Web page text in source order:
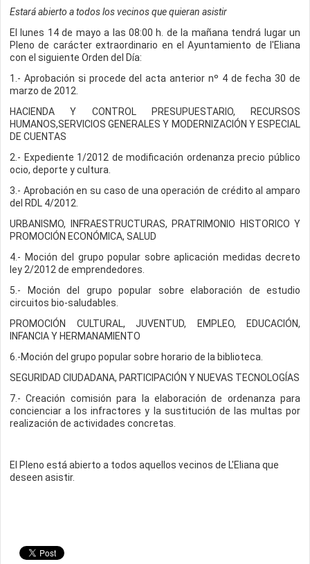
Estará abierto a todos los vecinos que quieran asistir
El lunes 14 de mayo a las 08:00 h. de la mañana tendrá lugar un
Pleno de carácter extraordinario en el Ayuntamiento de l'Eliana
con el siguiente Orden del Día:
1.- Aprobación si procede del acta anterior nº 4 de fecha 30 de
marzo de 2012.
HACIENDA Y CONTROL PRESUPUESTARIO, RECURSOS
HUMANOS,SERVICIOS GENERALES Y MODERNIZACIÓN Y ESPECIAL
DE CUENTAS
2.- Expediente 1/2012 de modificación ordenanza precio público
ocio, deporte y cultura.
3.- Aprobación en su caso de una operación de crédito al amparo
del RDL 4/2012.
URBANISMO, INFRAESTRUCTURAS, PRATRIMONIO HISTORICO Y
PROMOCIÓN ECONÓMICA, SALUD
4.- Moción del grupo popular sobre aplicación medidas decreto
ley 2/2012 de emprendedores.
5.- Moción del grupo popular sobre elaboración de estudio
circuitos bio-saludables.
PROMOCIÓN CULTURAL, JUVENTUD, EMPLEO, EDUCACIÓN,
INFANCIA Y HERMANAMIENTO
6.-Moción del grupo popular sobre horario de la biblioteca.
SEGURIDAD CIUDADANA, PARTICIPACIÓN Y NUEVAS TECNOLOGÍAS
7.- Creación comisión para la elaboración de ordenanza para
concienciar a los infractores y la sustitución de las multas por
realización de actividades concretas.
El Pleno está abierto a todos aquellos vecinos de L'Eliana que
deseen asistir.